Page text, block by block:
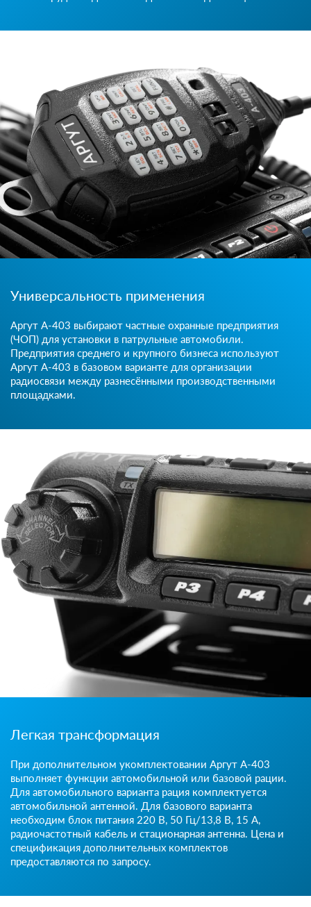
Универсальность применения
Аргут А-403 выбирают частные охранные предприятия
(ЧОП) для установки в патрульные автомобили.
Предприятия среднего и крупного бизнеса используют
Аргут А-403 в базовом варианте для организации
радиосвязи между разнесёнными производственными
площадками.
Легкая трансформация
При дополнительном укомплектовании Аргут А-403
выполняет функции автомобильной или базовой рации.
Для автомобильного варианта рация комплектуется
автомобильной антенной. Для базового варианта
необходим блок питания 220 В, 50 Гц/13,8 В, 15 А,
радиочастотный кабель и стационарная антенна. Цена и
спецификация дополнительных комплектов
предоставляются по запросу.